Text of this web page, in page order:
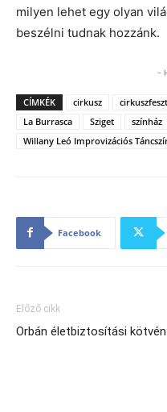
milyen lehet egy olyan
beszélni tudnak hozzánk.
-
CÍMKÉK cirkusz
La Burrasca
Sziget
színház
Willany Leó Improvizációs
Facebook
Előző cikk
Orbán életbiztosítási